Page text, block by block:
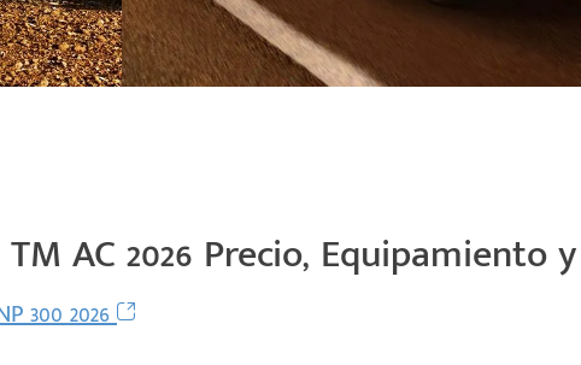
TM AC 2026 Precio,
300 2026